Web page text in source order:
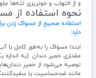
و از التهاب و خونریزی لثه‌ها
نحوه استفاده از
استفاده صحیح از مسواک زدن
دارد:
ابتدا مسواک را به‌طور کامل با
مقداری خمیر دندان (به
توصیه می‌شود از خمیر
مانند ضدحساسیت یا